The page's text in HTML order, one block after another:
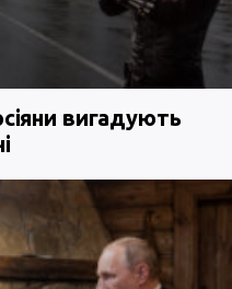
вигадують